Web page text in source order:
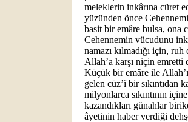
meleklerin inkârına cüret
yüzünden önce
basit bir emâre bulsa, ona
Cehennemin vücudunu
namazı kılmadığı için,
Allah’a karşı niçin emretti
Küçük bir emâre ile
gelen cüz’î bir sıkıntıdan
milyonlarca sıkıntının
kazandıkları günahlar
âyetinin haber verdiği